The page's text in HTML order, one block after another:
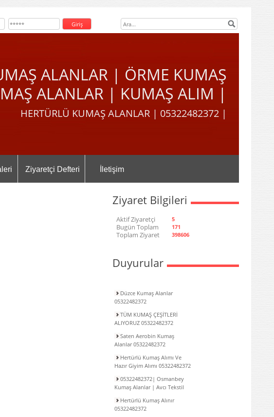
ALANLAR | ÖRME KUMAŞ
ALANLAR | KUMAŞ ALIM |
HERTÜRLÜ KUMAŞ ALANLAR | 05322482372 |
Ziyaretçi Defteri İletişim
Ziyaret Bilgileri
Aktif Ziyaretçi 5
Bugün Toplam 171
Toplam Ziyaret 398606
Duyurular
Düzce Kumaş Alanlar
05322482372
TÜM KUMAŞ ÇEŞİTLERİ
ALIYORUZ 05322482372
Saten Aerobin Kumaş
Alanlar 05322482372
Hertürlü Kumaş Alımı Ve
Hazır Giyim Alımı 05322482372
05322482372| Osmanbey
Kumaş Alanlar | Avcı Tekstil
Hertürlü Kumaş Alınır
05322482372